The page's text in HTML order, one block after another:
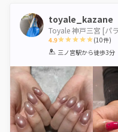
toyale_kazane
4.9
1 2 3 4 5
(10件)
三ノ宮駅から徒歩3分